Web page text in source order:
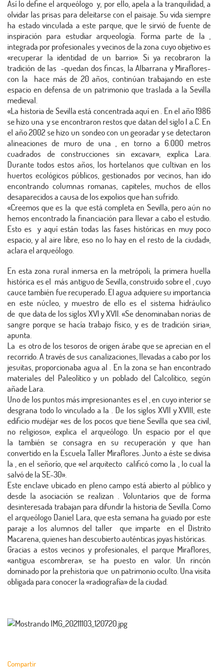
Así lo define el arqueólogo y, por ello, apela a la tranquilidad, a
olvidar las prisas para deleitarse con el paisaje. Su vida siempre
ha estado vinculada a este parque, que le sirvió de fuente de
inspiración para estudiar arqueología. Forma parte de la ,
integrada por profesionales y vecinos de la zona cuyo objetivo es
«recuperar la identidad de un barrio». Si ya recobraron la
tradición de las -quedan dos fincas, la Albarrana y Miraflores-
con la hace más de 20 años, continúan trabajando en este
espacio en defensa de un patrimonio que traslada a la Sevilla
medieval.
«La historia de Sevilla está concentrada aquí en . En el año 1986
se hizo una y se encontraron restos que datan del siglo I a.C. En
el año 2002 se hizo un sondeo con un georadar y se detectaron
alineaciones de muro de una , en torno a 6.000 metros
cuadrados de construcciones sin excavar», explica Lara.
Durante todos estos años, los hortelanos que cultivan en los
huertos ecológicos públicos, gestionados por vecinos, han ido
encontrando columnas romanas, capiteles, muchos de ellos
desaparecidos a causa de los expolios que han sufrido.
«Creemos que es la que está completa en Sevilla, pero aún no
hemos encontrado la financiación para llevar a cabo el estudio.
Esto es y aquí están todas las fases históricas en muy poco
espacio, y al aire libre, eso no lo hay en el resto de la ciudad»,
aclara el arqueólogo.
En esta zona rural inmersa en la metrópoli, la primera huella
histórica es el más antiguo de Sevilla, construido sobre el , cuyo
cauce también fue recuperado. El agua adquiere su importancia
en este núcleo, y muestro de ello es el sistema hidráulico
de que data de los siglos XVI y XVII. «Se denominaban norias de
sangre porque se hacía trabajo físico, y es de tradición siria»,
apunta.
La es otro de los tesoros de origen árabe que se aprecian en el
recorrido. A través de sus canalizaciones, llevadas a cabo por los
jesuitas, proporcionaba agua al . En la zona se han encontrado
materiales del Paleolítico y un poblado del Calcolítico, según
añade Lara.
Uno de los puntos más impresionantes es el , en cuyo interior se
desgrana todo lo vinculado a la . De los siglos XVII y XVIII, este
edificio mudéjar «es de los pocos que tiene Sevilla que sea civil,
no religioso», explica el arqueólogo. Un espacio por el que
la también se consagra en su recuperación y que han
convertido en la Escuela Taller Miraflores. Junto a éste se divisa
la , en el señorío, que «el arquitecto calificó como la , lo cual la
salvó de la SE-30».
Este enclave ubicado en pleno campo está abierto al público y
desde la asociación se realizan . Voluntarios que de forma
desinteresada trabajan para difundir la historia de Sevilla. Como
el arqueólogo Daniel Lara, que esta semana ha guiado por este
paraje a los alumnos del taller que imparte en el Distrito
Macarena, quienes han descubierto auténticas joyas históricas.
Gracias a estos vecinos y profesionales, el parque Miraflores,
«antigua escombrera», se ha puesto en valor. Un rincón
dominado por la prehistoria que un patrimonio oculto. Una visita
obligada para conocer la «radiografía» de la ciudad.
Compartir